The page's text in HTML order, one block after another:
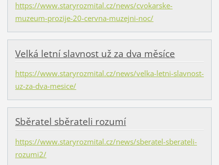
https://www.staryrozmital.cz/news/cvokarske-
muzeum-prozije-20-cervna-muzejni-noc/
Velká letní slavnost už za dva měsíce
https://www.staryrozmital.cz/news/velka-letni-slavnost-
uz-za-dva-mesice/
Sběratel sběrateli rozumí
https://www.staryrozmital.cz/news/sberatel-sberateli-
rozumi2/